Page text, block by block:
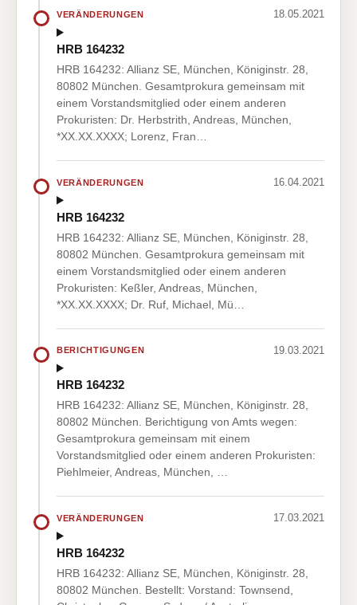
VERÄNDERUNGEN 18.05.2021
HRB 164232
HRB 164232: Allianz SE, München, Königinstr. 28,
80802 München. Gesamtprokura gemeinsam mit
einem Vorstandsmitglied oder einem anderen
Prokuristen: Dr. Herbstrith, Andreas, München,
*XX.XX.XXXX; Lorenz, Fran…
VERÄNDERUNGEN 16.04.2021
HRB 164232
HRB 164232: Allianz SE, München, Königinstr. 28,
80802 München. Gesamtprokura gemeinsam mit
einem Vorstandsmitglied oder einem anderen
Prokuristen: Keßler, Andreas, München,
*XX.XX.XXXX; Dr. Ruf, Michael, Mü…
BERICHTIGUNGEN 19.03.2021
HRB 164232
HRB 164232: Allianz SE, München, Königinstr. 28,
80802 München. Berichtigung von Amts wegen:
Gesamtprokura gemeinsam mit einem
Vorstandsmitglied oder einem anderen Prokuristen:
Piehlmeier, Andreas, München, …
VERÄNDERUNGEN 17.03.2021
HRB 164232
HRB 164232: Allianz SE, München, Königinstr. 28,
80802 München. Bestellt: Vorstand: Townsend,